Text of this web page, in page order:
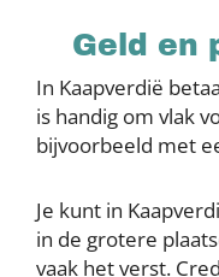
Geld en
In Kaapverdië
is handig om vlak
bijvoorbeeld met
Je kunt in
in de grotere
vaak het verst.